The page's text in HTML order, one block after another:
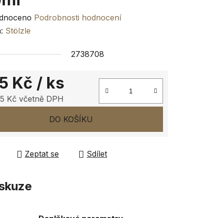
Podrobnosti hodnocení
Stölzle
2738708
Kč / ks
Kč včetně DPH
DO KOŠÍKU
Zeptat se Sdílet